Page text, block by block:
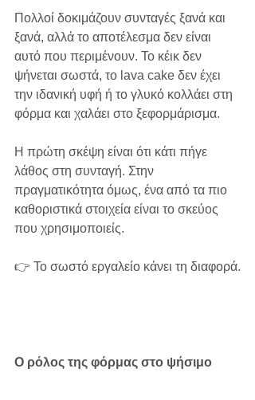
Πολλοί δοκιμάζουν συνταγές ξανά και
ξανά, αλλά το αποτέλεσμα δεν είναι
αυτό που περιμένουν. Το κέικ δεν
ψήνεται σωστά, το lava cake δεν έχει
την ιδανική υφή ή το γλυκό κολλάει στη
φόρμα και χαλάει στο ξεφορμάρισμα.
Η πρώτη σκέψη είναι ότι κάτι πήγε
λάθος στη συνταγή. Στην
πραγματικότητα όμως, ένα από τα πιο
καθοριστικά στοιχεία είναι το σκεύος
που χρησιμοποιείς.
👉 Το σωστό εργαλείο κάνει τη διαφορά.
Ο ρόλος της φόρμας στο ψήσιμο